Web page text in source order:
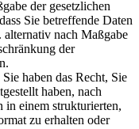
der gesetzlichen
Sie betreffende Daten
nach Maßgabe
der
Sie haben das Recht, Sie
haben, nach
in einem strukturierten,
zu erhalten oder